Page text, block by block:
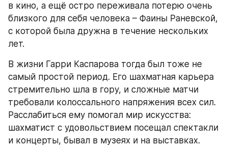
в кино, а ещё остро переживала потерю очень
близкого для себя человека – Фаины Раневской,
с которой была дружна в течение нескольких
лет.
В жизни Гарри Каспарова тогда был тоже не
самый простой период. Его шахматная карьера
стремительно шла в гору, и сложные матчи
требовали колоссального напряжения всех сил.
Расслабиться ему помогал мир искусства:
шахматист с удовольствием посещал спектакли
и концерты, бывал в музеях и на выставках.